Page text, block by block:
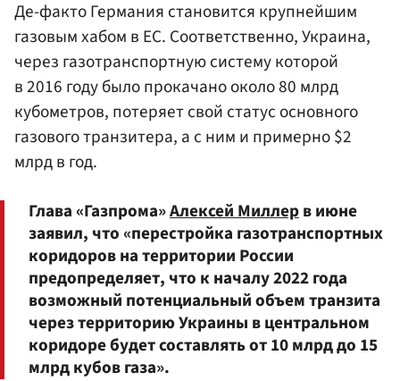
Де-факто Германия становится крупнейшим
газовым хабом в ЕС. Соответственно, Украина,
через газотранспортную систему которой
в 2016 году было прокачано около 80 млрд
кубометров, потеряет свой статус основного
газового транзитера, а с ним и примерно $2
млрд в год.
Глава «Газпрома»Алексей Миллерв июне
заявил, что «перестройка газотранспортных
коридоров на территории России
предопределяет, что к началу 2022 года
возможный потенциальный объем транзита
через территорию Украины в центральном
коридоре будет составлять от 10 млрд до 15
млрд кубов газа».